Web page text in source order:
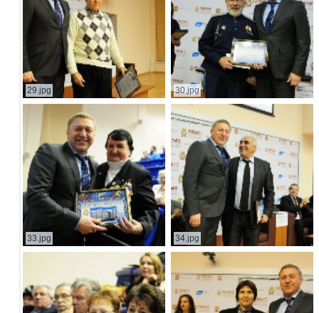
29.jpg 30.jpg
33.jpg 34.jpg